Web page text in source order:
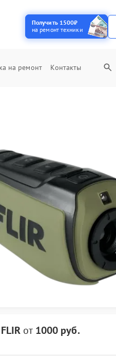
Получить 1500₽
на ремонт техники
на ремонт Контакты
от 1000 руб.